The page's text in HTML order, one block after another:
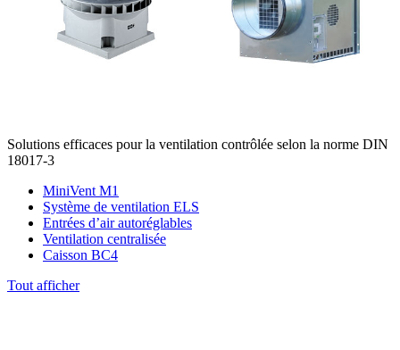
Solutions efficaces pour la ventilation contrôlée selon la norme DIN
18017-3
MiniVent M1
Système de ventilation ELS
Entrées d’air autoréglables
Ventilation centralisée
Caisson BC4
Tout afficher